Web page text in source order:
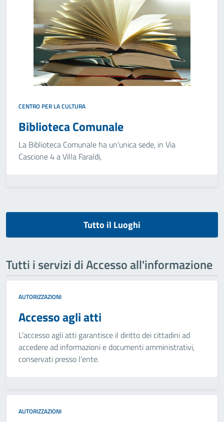
CENTRO PER LA CULTURA
Biblioteca Comunale
La Biblioteca Comunale ha un'unica sede, in Via
Cascione 4 a Villa Faraldi,
Tutto il Luoghi
Tutti i servizi di Accesso all'informazione
AUTORIZZAZIONI
Accesso agli atti
L'accesso agli atti garantisce il diritto dei cittadini ad
accedere ad informazioni e documenti amministrativi,
conservati presso l'ente.
AUTORIZZAZIONI